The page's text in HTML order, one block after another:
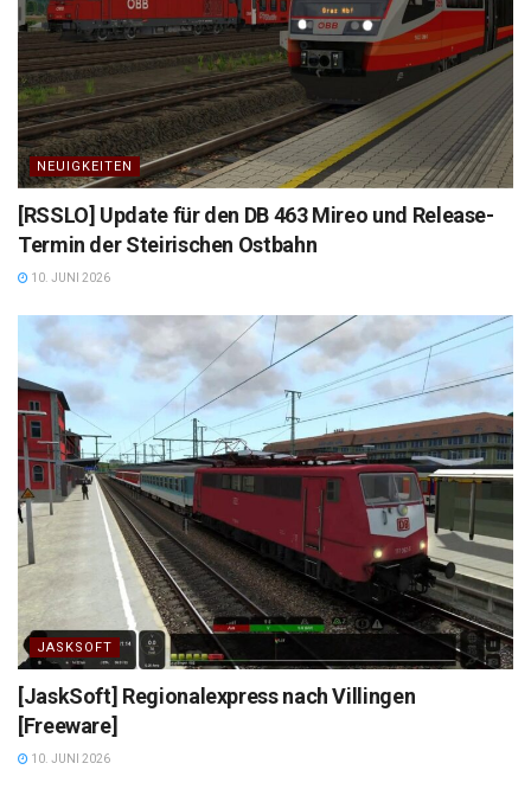
NEUIGKEITEN
[RSSLO] Update für den DB 463 Mireo und Release-
Termin der Steirischen Ostbahn
10. JUNI 2026
JASKSOFT
[JaskSoft] Regionalexpress nach Villingen
[Freeware]
10. JUNI 2026